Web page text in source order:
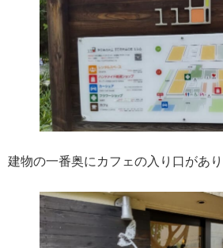
建物の一番奥にカフェの入り口があり